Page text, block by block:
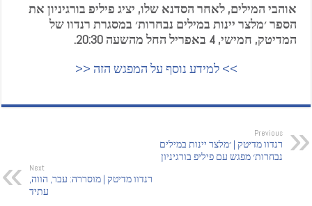
אוהבי המילים, לאחר הסדנא שלו, יציג פיליפ בורגיניון את
הספר ׳מלצר יינות במילים נבחרות׳ במסגרת רנדוו של
המדיטק, חמישי, 4 באפריל החל מהשעה 20:30.
>> למידע נוסף על המפגש הזה <<
Previous
רנדוו מדיטק | ׳מלצר יינות במילים
נבחרות׳ מפגש עם פיליפ בורגיניון
Next
רנדוו מדיטק | מוסררה: עבר, הווה,
עתיד